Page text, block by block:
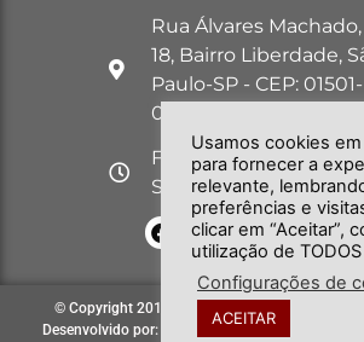
Rua Álvares Machado,
18, Bairro Liberdade,
Paulo-SP - CEP: 01501-
030
Funcionamento: Seg.
Sex. das 09:00 às
© Copyright 2018 – 2026. Todos os direitos
Desenvolvido por: Secretária de Comunicação e
Usamos cookies
para fornecer a
relevante,
preferências e
clicar em “Aceitar”,
utilização de
Configurações de
ACEITAR